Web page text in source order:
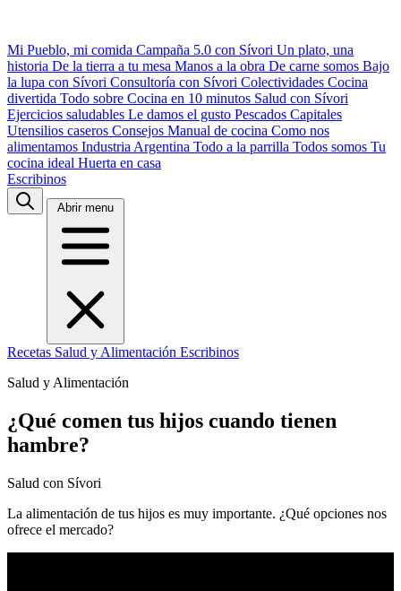
Mi Pueblo, mi comida Campaña 5.0 con Sívori Un plato, una
historia De la tierra a tu mesa Manos a la obra De carne somos Bajo
la lupa con Sívori Consultoría con Sívori Colectividades Cocina
divertida Todo sobre Cocina en 10 minutos Salud con Sívori
Ejercicios saludables Le damos el gusto Pescados Capitales
Utensilios caseros Consejos Manual de cocina Como nos
alimentamos Industria Argentina Todo a la parrilla Todos somos Tu
cocina ideal Huerta en casa
Escribinos
Abrir menu
Recetas Salud y Alimentación Escribinos
Salud y Alimentación
¿Qué comen tus hijos cuando tienen
hambre?
Salud con Sívori
La alimentación de tus hijos es muy importante. ¿Qué opciones nos
ofrece el mercado?